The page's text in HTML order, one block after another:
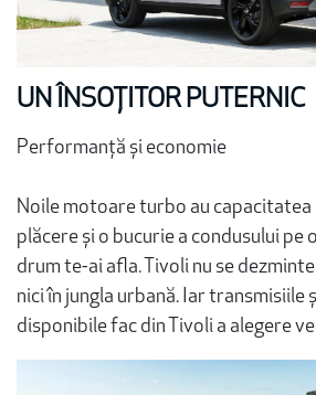
UN ÎNSOȚITOR PUTERNIC
Performanță și economie
Noile motoare turbo au capacitatea
plăcere și o bucurie a condusului pe
drum te-ai afla. Tivoli nu se
nici în jungla urbană. Iar transmisiile
disponibile fac din Tivoli a alegere